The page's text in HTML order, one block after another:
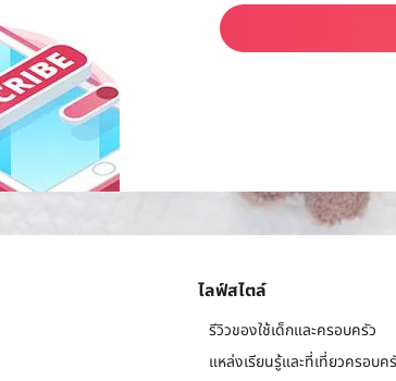
ไลฟ์สไตล์
รีวิวของใช้เด็กและครอบครัว
แหล่งเรียนรู้และที่เที่ยวครอบค